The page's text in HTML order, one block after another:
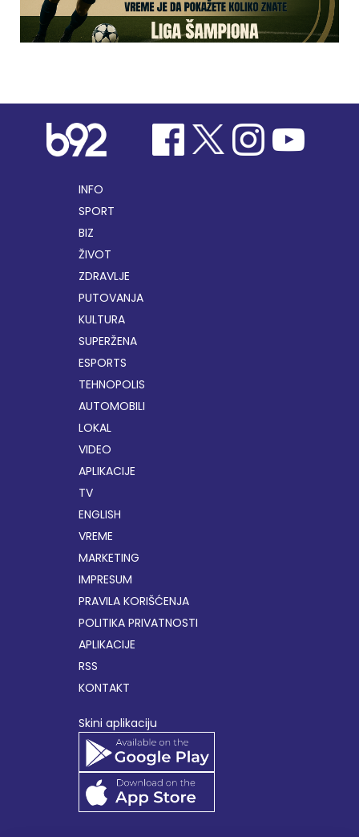
INFO
SPORT
BIZ
ŽIVOT
ZDRAVLJE
PUTOVANJA
KULTURA
SUPERŽENA
ESPORTS
TEHNOPOLIS
AUTOMOBILI
LOKAL
VIDEO
APLIKACIJE
TV
ENGLISH
VREME
MARKETING
IMPRESUM
PRAVILA KORIŠĆENJA
POLITIKA PRIVATNOSTI
APLIKACIJE
RSS
KONTAKT
Skini aplikaciju